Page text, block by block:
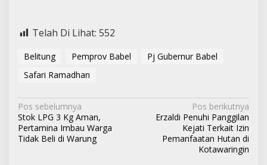
Telah Di Lihat: 552
Belitung Pemprov Babel
Pj Gubernur Babel
Safari Ramadhan
N
a
v
Pos sebelumnya
Stok LPG 3 Kg Aman,
Pertamina Imbau Warga
Tidak Beli di Warung
Pos berikutnya
Erzaldi Penuhi Panggilan
Kejati Terkait Izin
Pemanfaatan Hutan di
Kotawaringin